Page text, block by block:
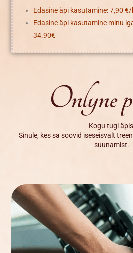
Edasine äpi kasutamine: 7,90
Edasine äpi kasutamine minu
34.90€
Onlyne
Kogu tugi
Sinule, kes sa soovid iseseisvalt
suunamist.